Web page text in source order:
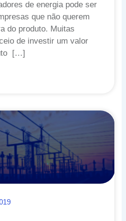
de energia pode ser
que não querem
do produto. Muitas
de investir um valor